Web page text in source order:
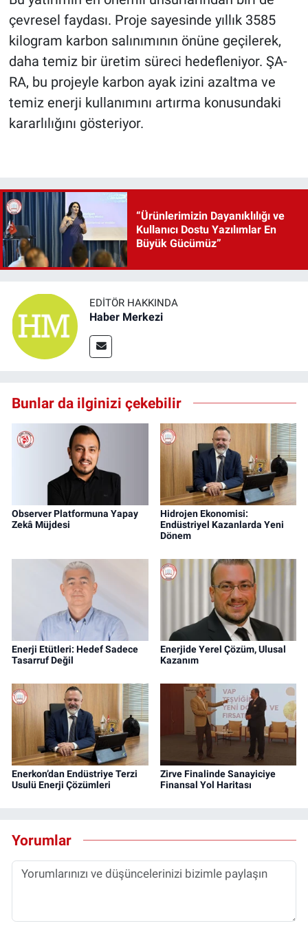
çevresel faydası. Proje sayesinde yıllık 3585
kilogram karbon salınımının önüne geçilerek,
daha temiz bir üretim süreci hedefleniyor. ŞA-
RA, bu projeyle karbon ayak izini azaltma ve
temiz enerji kullanımını artırma konusundaki
kararlılığını gösteriyor.
“Ürünlerimizin Dayanıklılığı ve
Kullanıcı Dostu Yazılımlar En
Büyük Gücümüz”
EDITÖR HAKKINDA
Haber Merkezi
Bunlar da ilginizi çekebilir
Observer Platformuna Yapay
Zekâ Müjdesi
Hidrojen Ekonomisi:
Endüstriyel Kazanlarda Yeni
Dönem
Enerji Etütleri: Hedef Sadece
Tasarruf Değil
Enerjide Yerel Çözüm, Ulusal
Kazanım
Enerkon’dan Endüstriye Terzi
Usulü Enerji Çözümleri
Zirve Finalinde Sanayiciye
Finansal Yol Haritası
Yorumlar